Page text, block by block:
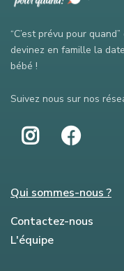
“C’est prévu pour
devinez en famille la
bébé !
Suivez nous sur nos
Qui sommes-nous ?
Contactez-nous
L'équipe